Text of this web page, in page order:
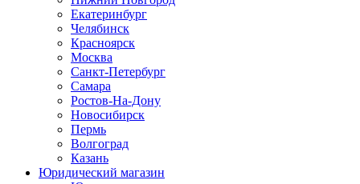
Екатеринбург
Челябинск
Красноярск
Москва
Санкт-Петербург
Самара
Ростов-На-Дону
Новосибирск
Пермь
Волгоград
Казань
Юридический магазин